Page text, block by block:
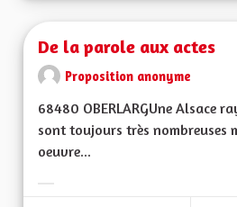
De la parole aux actes
Proposition anonyme
68480 OBERLARGUne Alsace
sont toujours très nombreuses
oeuvre...